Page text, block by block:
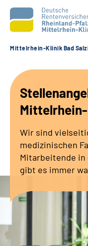
Unsere Angebote
Karriere
Zuweisende &
Leichte Sprache
Mittelrhein-Klinik Bad
Wir sind
medizinischen
Mitarbeitende in
gibt es immer